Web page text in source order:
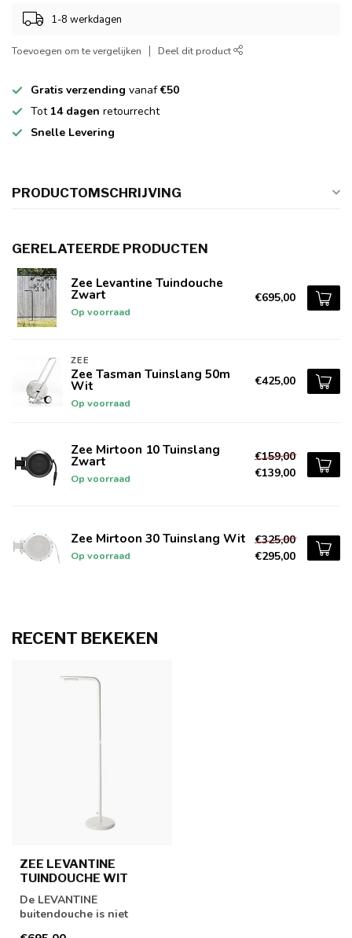
1-8 werkdagen
Toevoegen om te vergelijken Deel dit product
Gratis verzending vanaf€50
Tot 14 dagen retourrecht
Snelle Levering
PRODUCTOMSCHRIJVING
GERELATEERDE PRODUCTEN
Zee Levantine Tuindouche
Zwart
Op voorraad
€695,00
ZEE
Zee Tasman Tuinslang 50m
Wit
Op voorraad
€425,00
Zee Mirtoon 10 Tuinslang
Zwart
Op voorraad
€159,00
€139,00
Zee Mirtoon 30 Tuinslang Wit
Op voorraad
€325,00
€295,00
RECENT BEKEKEN
ZEE LEVANTINE
TUINDOUCHE WIT
De LEVANTINE
buitendouche is niet